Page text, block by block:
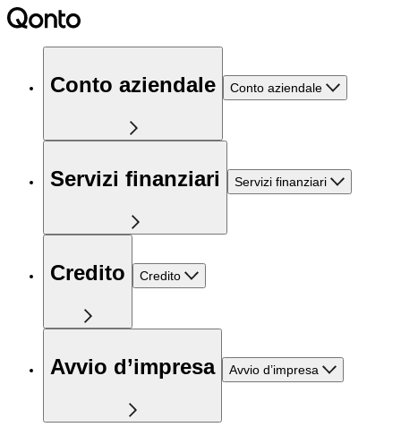
Conto aziendale Conto aziendale
Servizi finanziari Servizi finanziari
Credito Credito
Avvio d’impresa Avvio d’impresa